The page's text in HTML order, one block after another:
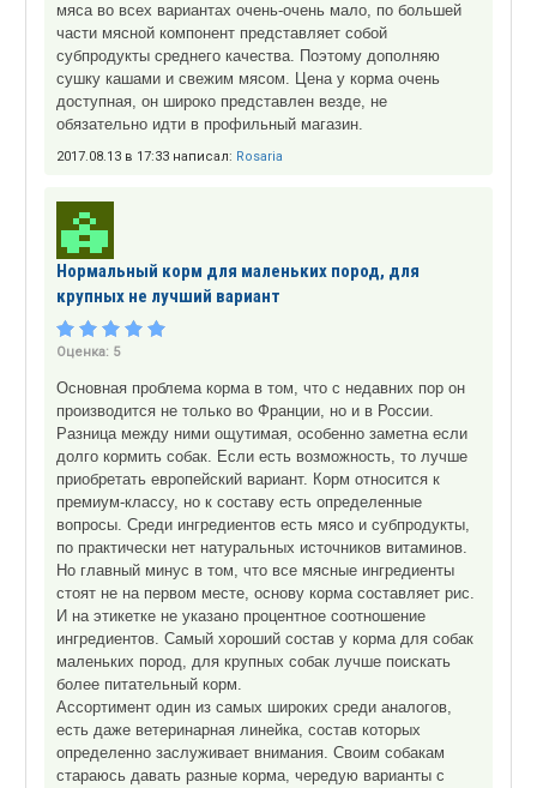
мяса во всех вариантах очень-очень мало, по большей
части мясной компонент представляет собой
субпродукты среднего качества. Поэтому дополняю
сушку кашами и свежим мясом. Цена у корма очень
доступная, он широко представлен везде, не
обязательно идти в профильный магазин.
2017.08.13 в 17:33 написал: Rosaria
Нормальный корм для маленьких пород, для
крупных не лучший вариант
Оценка: 5
Основная проблема корма в том, что с недавних пор он
производится не только во Франции, но и в России.
Разница между ними ощутимая, особенно заметна если
долго кормить собак. Если есть возможность, то лучше
приобретать европейский вариант. Корм относится к
премиум-классу, но к составу есть определенные
вопросы. Среди ингредиентов есть мясо и субпродукты,
по практически нет натуральных источников витаминов.
Но главный минус в том, что все мясные ингредиенты
стоят не на первом месте, основу корма составляет рис.
И на этикетке не указано процентное соотношение
ингредиентов. Самый хороший состав у корма для собак
маленьких пород, для крупных собак лучше поискать
более питательный корм.
Ассортимент один из самых широких среди аналогов,
есть даже ветеринарная линейка, состав которых
определенно заслуживает внимания. Своим собакам
стараюсь давать разные корма, чередую варианты с